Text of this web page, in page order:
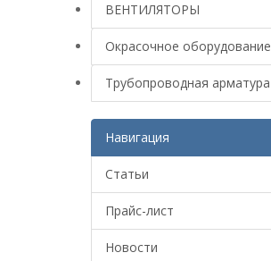
ВЕНТИЛЯТОРЫ
Окрасочное оборудование
Трубопроводная арматура
Навигация
Статьи
Прайс-лист
Новости